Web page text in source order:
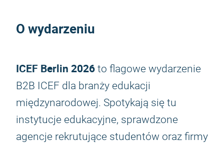
O wydarzeniu
ICEF Berlin 2026 to flagowe wydarzenie
B2B ICEF dla branży edukacji
międzynarodowej. Spotykają się tu
instytucje edukacyjne, sprawdzone
agencje rekrutujące studentów oraz firmy